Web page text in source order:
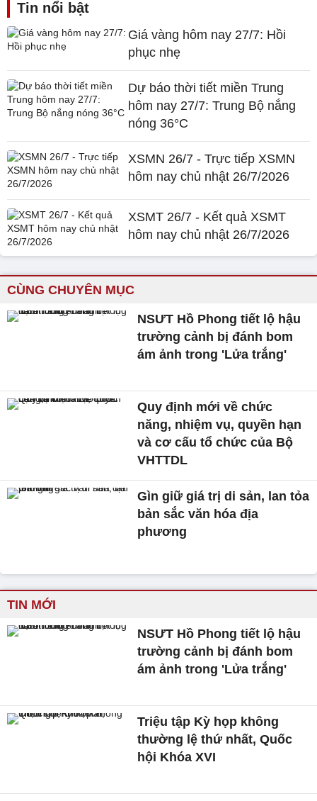
Tin nổi bật
Giá vàng hôm nay 27/7: Hồi
phục nhẹ
Dự báo thời tiết miền Trung
hôm nay 27/7: Trung Bộ nắng
nóng 36°C
XSMN 26/7 - Trực tiếp XSMN
hôm nay chủ nhật 26/7/2026
XSMT 26/7 - Kết quả XSMT
hôm nay chủ nhật 26/7/2026
CÙNG CHUYÊN MỤC
NSƯT Hồ Phong tiết lộ hậu
trường cảnh bị đánh bom
ám ảnh trong 'Lửa trắng'
Quy định mới về chức
năng, nhiệm vụ, quyền hạn
và cơ cấu tổ chức của Bộ
VHTTDL
Gìn giữ giá trị di sản, lan tỏa
bản sắc văn hóa địa
phương
TIN MỚI
NSƯT Hồ Phong tiết lộ hậu
trường cảnh bị đánh bom
ám ảnh trong 'Lửa trắng'
Triệu tập Kỳ họp không
thường lệ thứ nhất, Quốc
hội Khóa XVI